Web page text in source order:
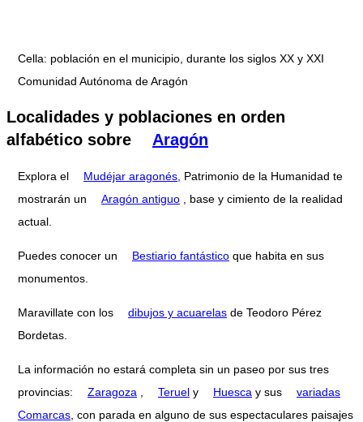
Cella: población en el municipio, durante los siglos XX y XXI
Comunidad Autónoma de Aragón
Localidades y poblaciones en orden
alfabético sobre
Aragón
Explora el Mudéjar aragonés, Patrimonio de la Humanidad te
mostrarán un
Aragón antiguo , base y cimiento de la realidad
actual.
Puedes conocer un Bestiario fantástico que habita en sus
monumentos.
Maravillate con los dibujos y acuarelas de Teodoro Pérez
Bordetas.
La información no estará completa sin un paseo por sus tres
provincias:
Zaragoza Teruel y Huesca y sus
variadas
Comarcas , con parada en alguno de sus espectaculares paisajes